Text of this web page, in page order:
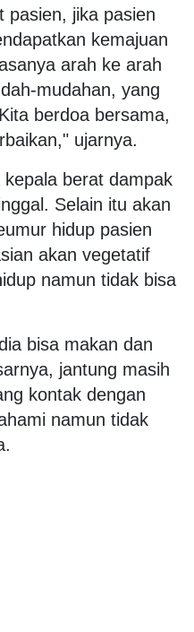
pasien, jika pasien
kemajuan
arah ke arah
mudahan, yang
berdoa bersama,
ujarnya.
berat dampak
Selain itu akan
hidup pasien
akan vegetatif
namun tidak bisa
bisa makan dan
jantung masih
kontak dengan
namun tidak